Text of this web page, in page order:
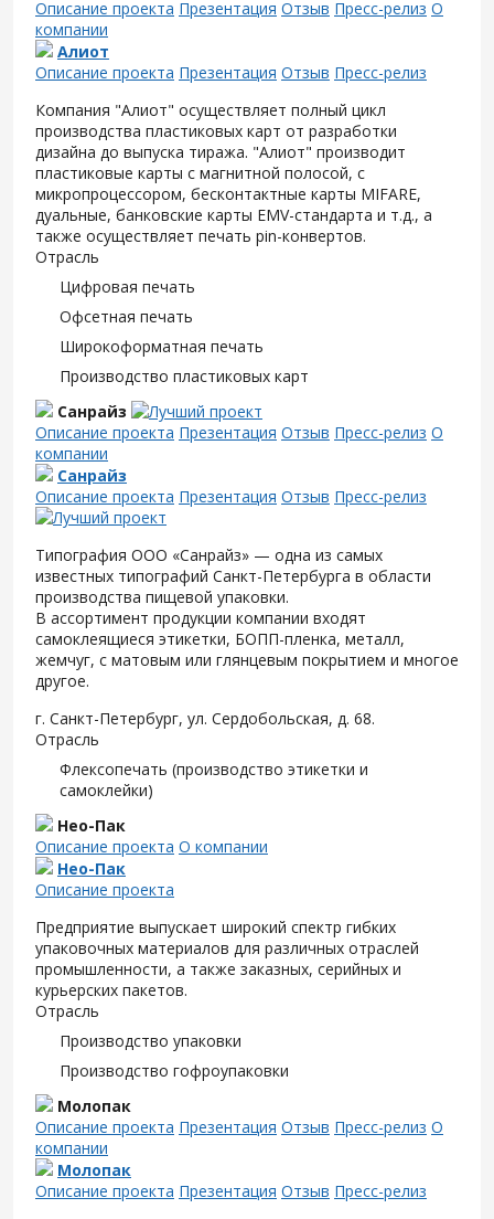
Описание проекта Презентация Отзыв Пресс-релиз О
компании
Алиот
Описание проекта Презентация Отзыв Пресс-релиз
Компания "Алиот" осуществляет полный цикл
производства пластиковых карт от разработки
дизайна до выпуска тиража. "Алиот" производит
пластиковые карты с магнитной полосой, с
микропроцессором, бесконтактные карты MIFARE,
дуальные, банковские карты EMV-стандарта и т.д., а
также осуществляет печать pin-конвертов.
Отрасль
Цифровая печать
Офсетная печать
Широкоформатная печать
Производство пластиковых карт
Санрайз
Описание проекта Презентация Отзыв Пресс-релиз О
компании
Санрайз
Описание проекта Презентация Отзыв Пресс-релиз
Типография ООО «Санрайз» — одна из самых
известных типографий Санкт-Петербурга в области
производства пищевой упаковки.
В ассортимент продукции компании входят
самоклеящиеся этикетки, БОПП-пленка, металл,
жемчуг, с матовым или глянцевым покрытием и многое
другое.
г. Санкт-Петербург, ул. Сердобольская, д. 68.
Отрасль
Флексопечать (производство этикетки и
самоклейки)
Нео-Пак
Описание проекта О компании
Нео-Пак
Описание проекта
Предприятие выпускает широкий спектр гибких
упаковочных материалов для различных отраслей
промышленности, а также заказных, серийных и
курьерских пакетов.
Отрасль
Производство упаковки
Производство гофроупаковки
Молопак
Описание проекта Презентация Отзыв Пресс-релиз О
компании
Молопак
Описание проекта Презентация Отзыв Пресс-релиз